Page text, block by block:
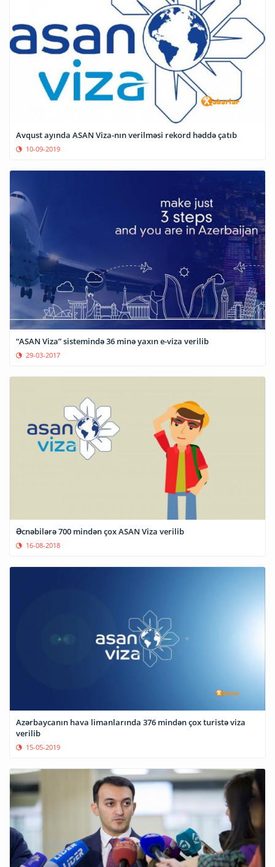
Avqust ayında ASAN Viza-nın verilməsi rekord həddə çatıb
10-09-2019
“ASAN Viza” sistemində 36 minə yaxın e-viza verilib
29-03-2017
Əcnəbilərə 700 mindən çox ASAN Viza verilib
16-08-2018
Azərbaycanın hava limanlarında 376 mindən çox turistə viza
verilib
15-05-2019